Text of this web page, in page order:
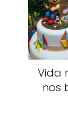
Vida
nos